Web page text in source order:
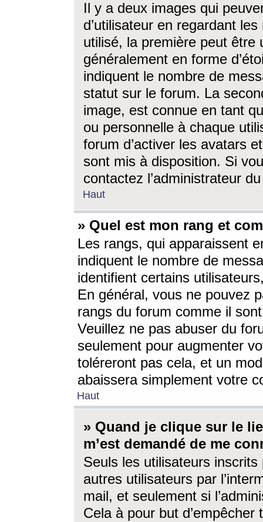
Il y a deux images qui
d’utilisateur en regardant
utilisé, la première peut être
généralement en forme
indiquent le nombre de
statut sur le forum. La
image, est connue en tant
ou personnelle à chaque
forum d’activer les avatars
sont mis à disposition. Si
contactez l’administrateur
Haut
» Quel est mon rang et
Les rangs, qui apparaissent
indiquent le nombre de
identifient certains
En général, vous ne pouvez
rangs du forum comme il
Veuillez ne pas abuser du
seulement pour augmenter
toléreront pas cela, et un
abaissera simplement votre
Haut
» Quand je clique sur le
m’est demandé de me
Seuls les utilisateurs
autres utilisateurs par
mail, et seulement si
Cela à pour but